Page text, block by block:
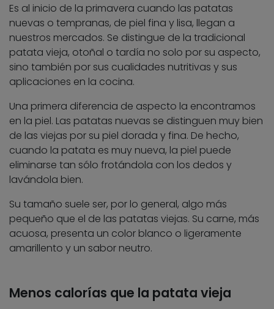
Es al inicio de la primavera cuando las patatas
nuevas o tempranas, de piel fina y lisa, llegan a
nuestros mercados. Se distingue de la tradicional
patata vieja, otoñal o tardía no solo por su aspecto,
sino también por sus cualidades nutritivas y sus
aplicaciones en la cocina.
Una primera diferencia de aspecto la encontramos
en la piel. Las patatas nuevas se distinguen muy bien
de las viejas por su piel dorada y fina. De hecho,
cuando la patata es muy nueva, la piel puede
eliminarse tan sólo frotándola con los dedos y
lavándola bien.
Su tamaño suele ser, por lo general, algo más
pequeño que el de las patatas viejas. Su carne, más
acuosa, presenta un color blanco o ligeramente
amarillento y un sabor neutro.
Menos calorías que la patata vieja